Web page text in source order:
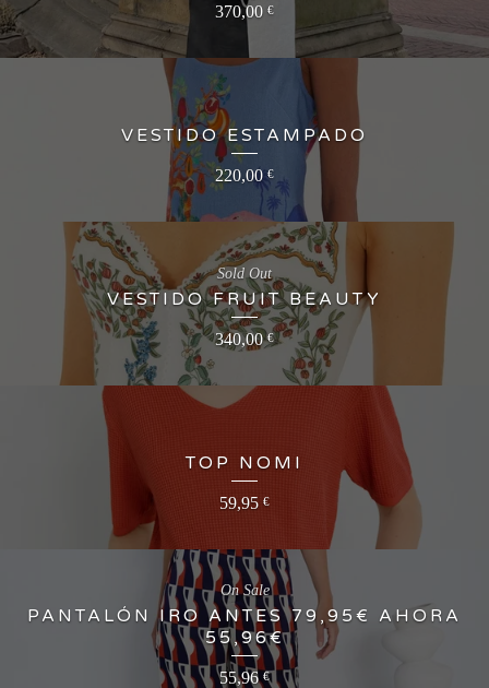
370,00 €
VESTIDO ESTAMPADO
220,00€
VESTIDO FRUIT BEAUTY
340,00€
Sold Out
TOP NOMI
59,95 €
PANTALÓN IRO ANTES 79,95€ AHORA
55,96€
55,96€
On Sale